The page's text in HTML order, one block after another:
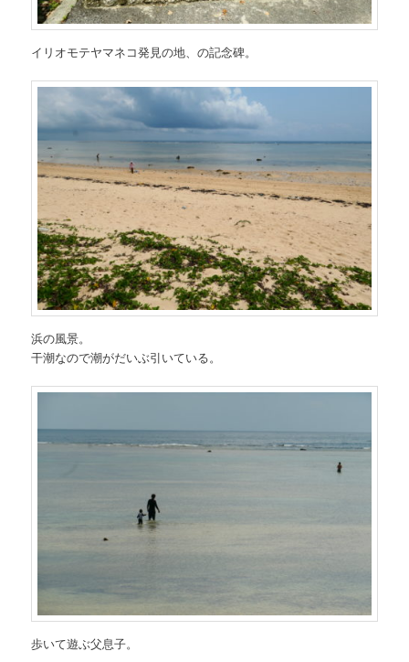
イリオモテヤマネコ発見の地、の記念碑。
浜の風景。
干潮なので潮がだいぶ引いている。
歩いて遊ぶ父息子。